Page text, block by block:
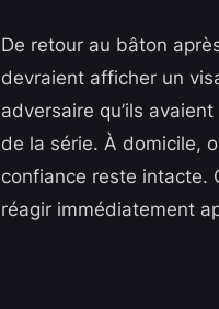
De retour au bâton
devraient afficher un
adversaire qu’ils
de la série. À domicile,
confiance reste intacte.
réagir immédiatement